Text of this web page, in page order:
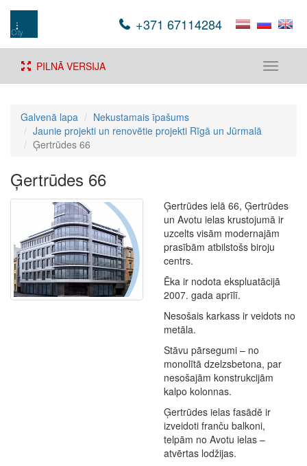
+371 67114284
Toggle
PILNĀ VERSIJA
Galvenā lapa
Nekustamais īpašums
Jaunie projekti un renovētie projekti Rīgā un Jūrmalā
Ģertrūdes 66
Ģertrūdes 66
Ģertrūdes ielā 66, Ģertrūdes
un Avotu ielas krustojumā ir
uzcelts visām modernajām
prasībām atbilstošs biroju
centrs.
Ēka ir nodota ekspluatācijā
2007. gada aprīlī.
Nesošais karkass ir veidots no
metāla.
Stāvu pārsegumi – no
monolītā dzelzsbetona, par
nesošajām konstrukcijām
kalpo kolonnas.
Ģertrūdes ielas fasādē ir
izveidoti franču balkoni,
telpām no Avotu ielas –
atvērtas lodžijas.